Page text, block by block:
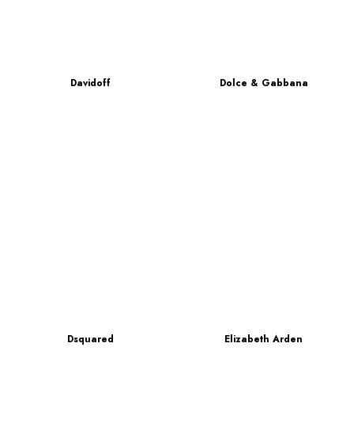
Davidoff Dolce & Gabbana
Dsquared Elizabeth Arden